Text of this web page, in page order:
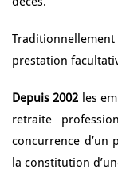
prestation
Depuis 2002 les
retraite
concurrence d’un
la constitution